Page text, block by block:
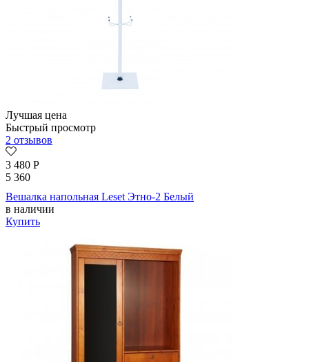
Лучшая цена
Быстрый просмотр
2 отзывов
3 480 Р
5 360
Вешалка напольная Leset Этно-2 Белый
в наличии
Купить